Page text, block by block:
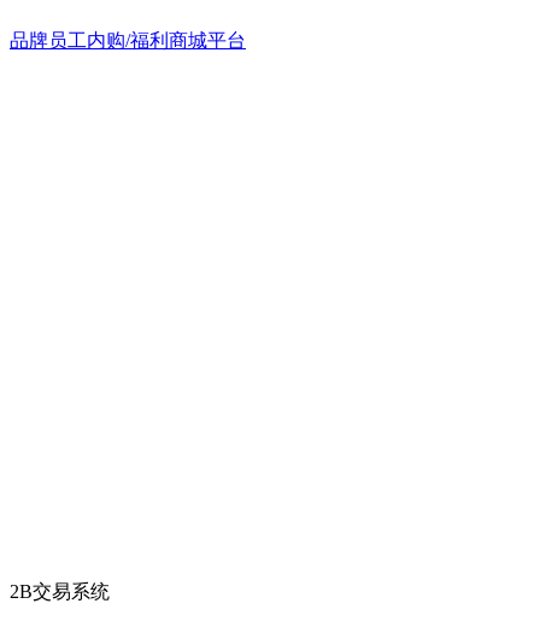
品牌员工内购/福利商城平台
2B交易系统